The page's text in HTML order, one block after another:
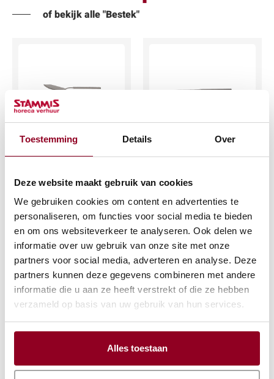
Toestemming Details Over
Deze website maakt gebruik van cookies
We gebruiken cookies om content en advertenties te
personaliseren, om functies voor social media te bieden
en om ons websiteverkeer te analyseren. Ook delen we
informatie over uw gebruik van onze site met onze
partners voor social media, adverteren en analyse. Deze
partners kunnen deze gegevens combineren met andere
informatie die u aan ze heeft verstrekt of die ze hebben
verzameld op basis van uw gebruik van hun services.
Alles toestaan
of bekijk alle "Bestek"
Botermesje
Overture
€0,25
IN WINKELWAGEN
Meer info
Fruitmesje Overture
€0,25
(excl. btw)
IN WINKELWAGEN
Meer info